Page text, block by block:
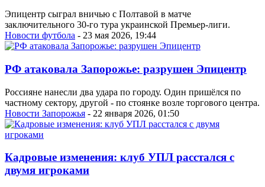
Эпицентр сыграл вничью с Полтавой в матче
заключительного 30-го тура украинской Премьер-лиги.
Новости футбола - 23 мая 2026, 19:44
РФ атаковала Запорожье: разрушен Эпицентр
Россияне нанесли два удара по городу. Один пришёлся по
частному сектору, другой - по стоянке возле торгового центра.
Новости Запорожья - 22 января 2026, 01:50
Кадровые изменения: клуб УПЛ расстался с
двумя игроками